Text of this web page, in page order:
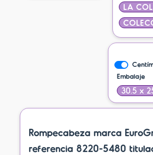
LA
Embalaje
30.5 x
Rompecabeza marca
referencia 8220-5480